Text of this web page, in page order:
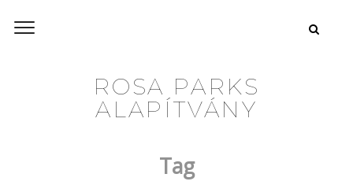
ROSA PARKS
ALAPÍTVÁNY
Tag